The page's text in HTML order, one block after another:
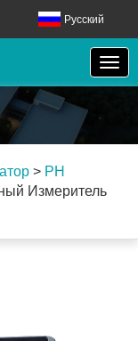
Русский
> PH
Измеритель